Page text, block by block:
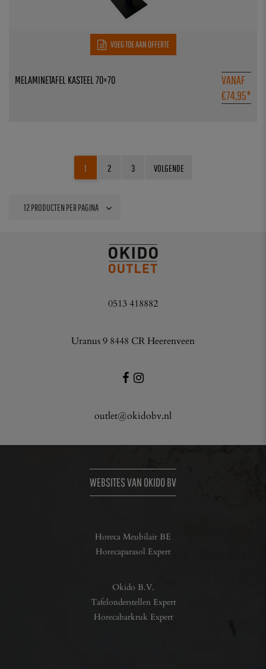
VOEG TOE AAN OFFERTE
VANAF
€74,95*
MELAMINETAFEL KASTEEL 70×70
1 2 3 VOLGENDE
0513 418882
Uranus 9 8448 CR Heerenveen
outlet@okidobv.nl
WEBSITES VAN OKIDO BV
Horeca Meubilair BE
Horecaparasol Expert
Okido B.V.
Tafelonderstellen Expert
Horecabarkruk Expert